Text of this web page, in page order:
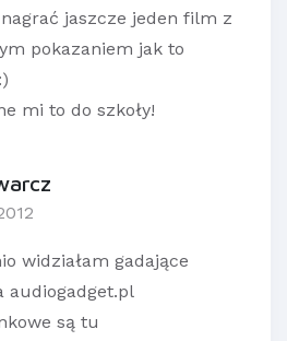
jaszcze jeden film z
pokazaniem jak to
mi to do szkoły!
widziałam gadające
audiogadget.pl
są tu